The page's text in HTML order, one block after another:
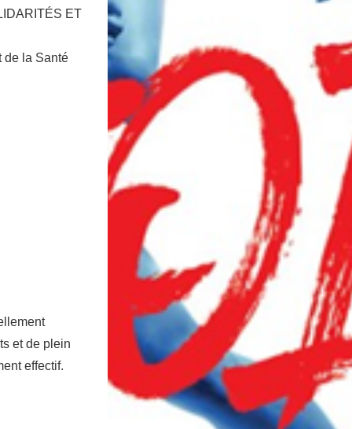
ET
de la Santé
et de plein
effectif.